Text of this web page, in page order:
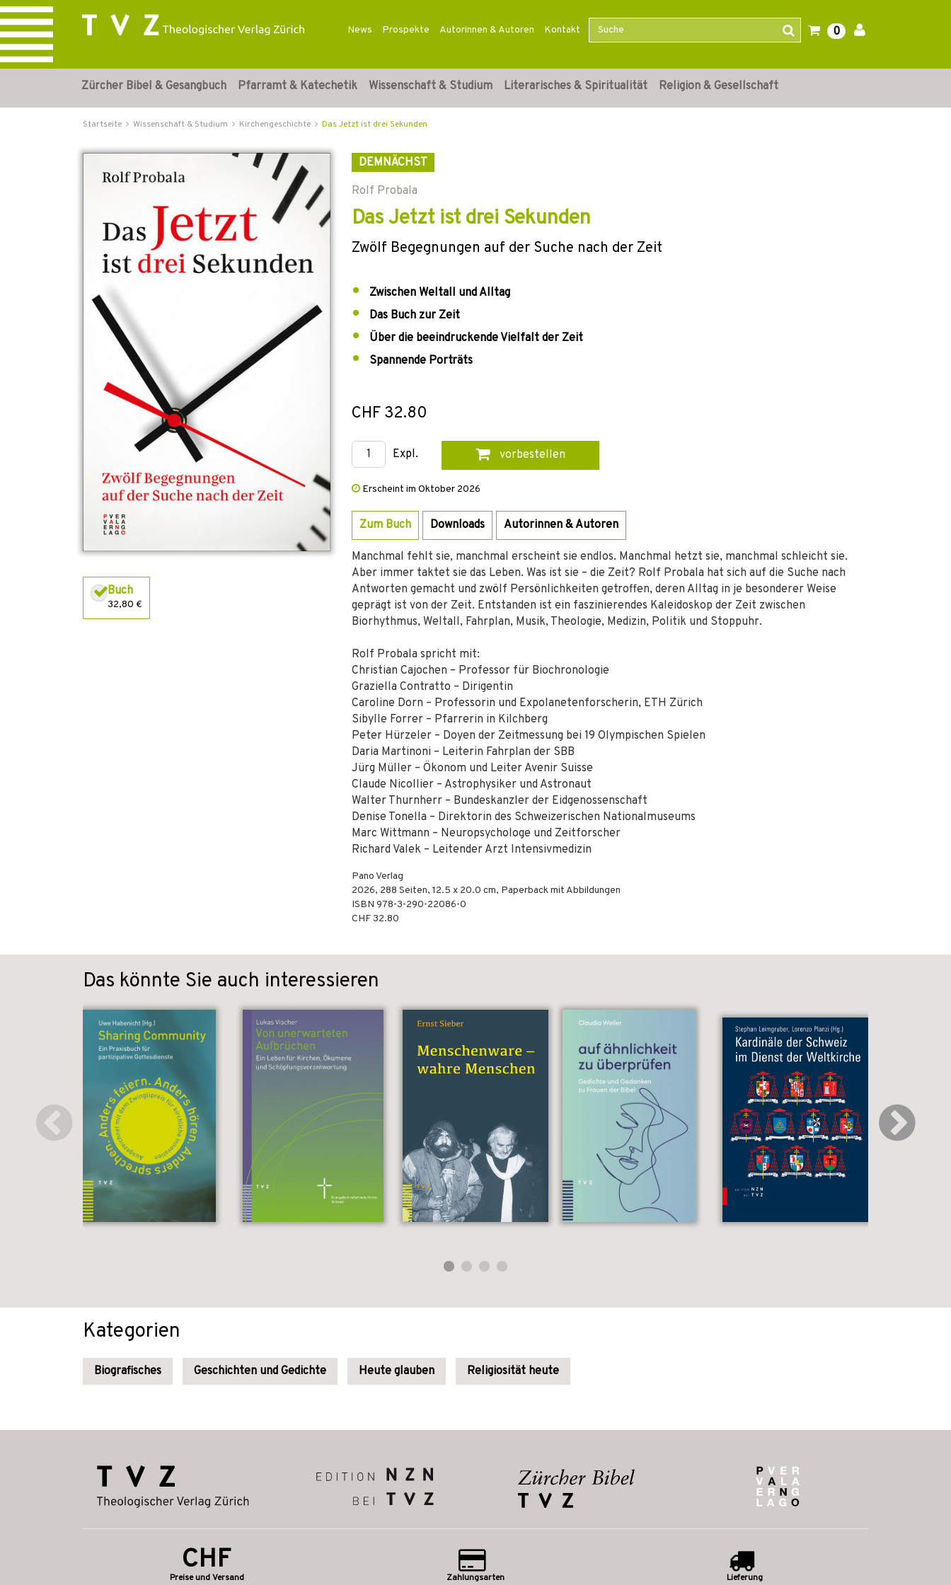
News Prospekte Autorinnen & Autoren Kontakt 0
Zürcher Bibel & Gesangbuch Pfarramt & Katechetik Wissenschaft & Studium Literarisches & Spiritualität Religion & Gesellschaft
Startseite Wissenschaft & Studium Kirchengeschichte Das Jetzt ist drei Sekunden
Buch
32,80 €
DEMNÄCHST
Rolf Probala
Das Jetzt ist drei Sekunden
Zwölf Begegnungen auf der Suche nach der Zeit
Zwischen Weltall und Alltag
Das Buch zur Zeit
Über die beeindruckende Vielfalt der Zeit
Spannende Porträts
CHF 32.80
Expl. vorbestellen
Erscheint im Oktober 2026
Zum Buch Downloads Autorinnen & Autoren
Manchmal fehlt sie, manchmal erscheint sie endlos. Manchmal hetzt sie, manchmal schleicht sie.
Aber immer taktet sie das Leben. Was ist sie – die Zeit? Rolf Probala hat sich auf die Suche nach
Antworten gemacht und zwölf Persönlichkeiten getroffen, deren Alltag in je besonderer Weise
geprägt ist von der Zeit. Entstanden ist ein faszinierendes Kaleidoskop der Zeit zwischen
Biorhythmus, Weltall, Fahrplan, Musik, Theologie, Medizin, Politik und Stoppuhr.
Rolf Probala spricht mit:
Christian Cajochen – Professor für Biochronologie
Graziella Contratto – Dirigentin
Caroline Dorn – Professorin und Expolanetenforscherin, ETH Zürich
Sibylle Forrer – Pfarrerin in Kilchberg
Peter Hürzeler – Doyen der Zeitmessung bei 19 Olympischen Spielen
Daria Martinoni – Leiterin Fahrplan der SBB
Jürg Müller – Ökonom und Leiter Avenir Suisse
Claude Nicollier – Astrophysiker und Astronaut
Walter Thurnherr – Bundeskanzler der Eidgenossenschaft
Denise Tonella – Direktorin des Schweizerischen Nationalmuseums
Marc Wittmann – Neuropsychologe und Zeitforscher
Richard Valek – Leitender Arzt Intensivmedizin
Pano Verlag
2026, 288 Seiten, 12.5 x 20.0 cm, Paperback mit Abbildungen
ISBN 978-3-290-22086-0
CHF 32.80
Das könnte Sie auch interessieren
Kategorien
Biografisches Geschichten und Gedichte Heute glauben Religiosität heute
CHF
Preise und Versand Zahlungsarten Lieferung